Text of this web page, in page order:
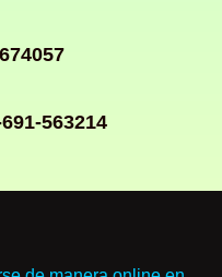
563214